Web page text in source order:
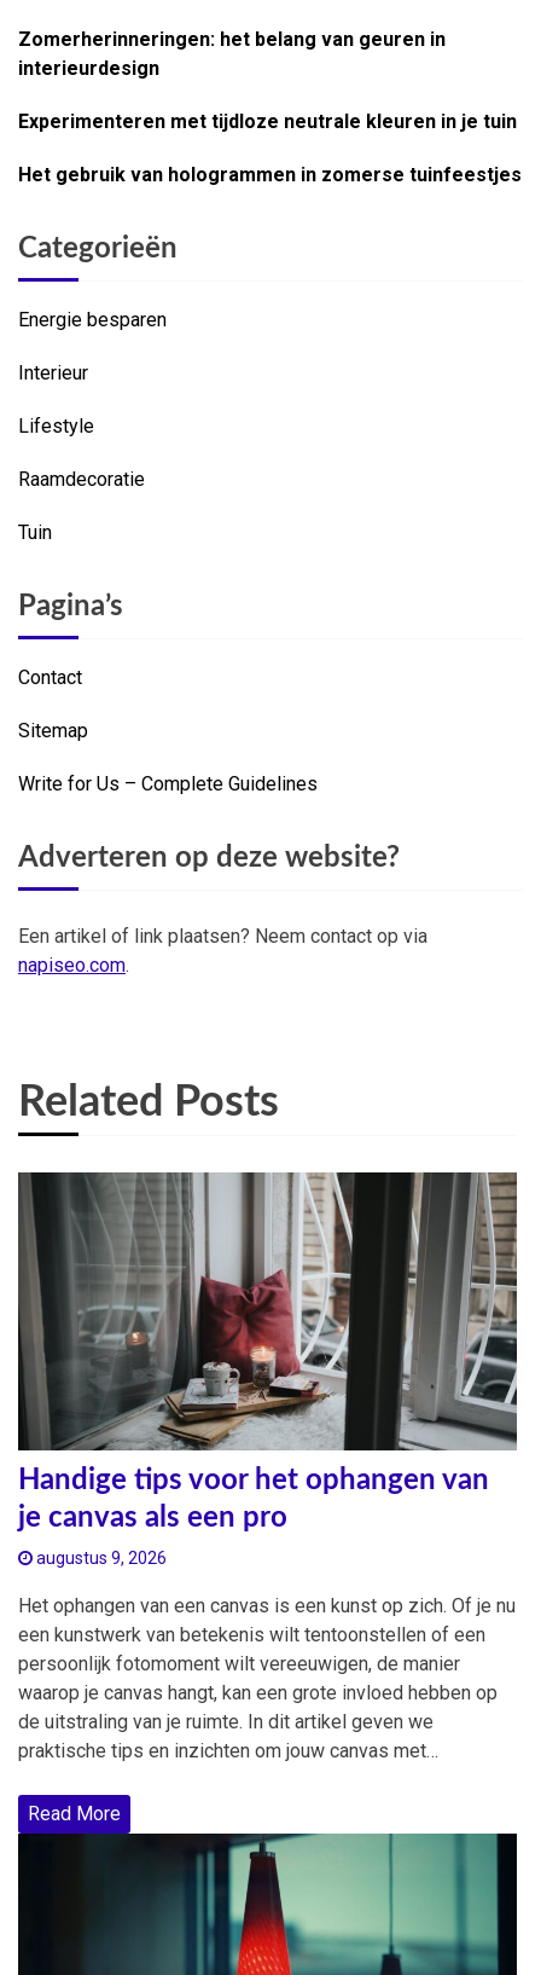
Zomerherinneringen: het belang van geuren in
interieurdesign
Experimenteren met tijdloze neutrale kleuren in je tuin
Het gebruik van hologrammen in zomerse tuinfeestjes
Categorieën
Energie besparen
Interieur
Lifestyle
Raamdecoratie
Tuin
Pagina’s
Contact
Sitemap
Write for Us – Complete Guidelines
Adverteren op deze website?
Een artikel of link plaatsen? Neem contact op via
napiseo.com.
Related Posts
Handige tips voor het ophangen van
je canvas als een pro
augustus 9, 2026
Het ophangen van een canvas is een kunst op zich. Of je nu
een kunstwerk van betekenis wilt tentoonstellen of een
persoonlijk fotomoment wilt vereeuwigen, de manier
waarop je canvas hangt, kan een grote invloed hebben op
de uitstraling van je ruimte. In dit artikel geven we
praktische tips en inzichten om jouw canvas met…
Read More